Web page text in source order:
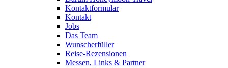
Kontaktformular
Kontakt
Jobs
Das Team
Wunscherfüller
Reise-Rezensionen
Messen, Links & Partner